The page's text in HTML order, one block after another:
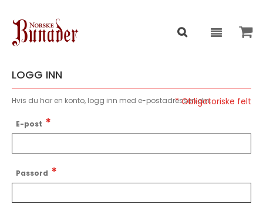
LOGG INN
Hvis du har en konto, logg inn med e-postadressen din.
E-post
Passord